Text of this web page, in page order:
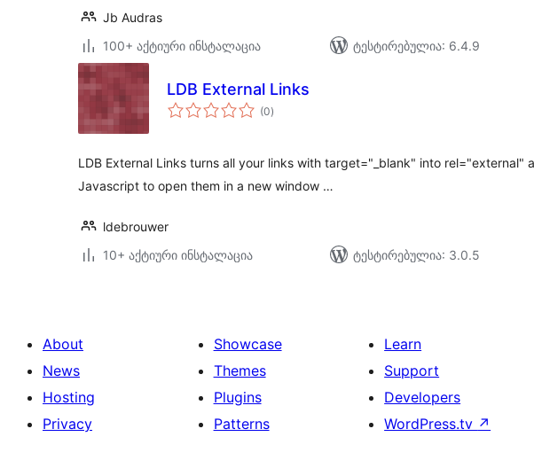
Jb Audras
100+ აქტიური ინსტალაცია
ტესტირებულია: 6.4.9
LDB External Links
(0საერთო
რეიტინგი
)
LDB External Links turns all your links with target="_blank" into rel="external"
Javascript to open them in a new window …
ldebrouwer
10+ აქტიური ინსტალაცია
ტესტირებულია: 3.0.5
About
News
Hosting
Privacy
Showcase
Themes
Plugins
Patterns
Learn
Support
Developers
WordPress.tv ↗